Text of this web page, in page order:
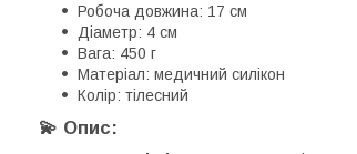
Робоча довжина: 17 см
Діаметр: 4 см
Вага: 450 г
Матеріал: медичний силікон
Колір: тілесний
💫 Опис: